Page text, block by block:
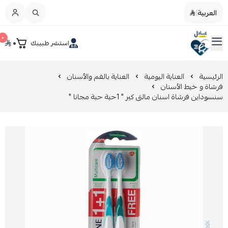
العربية|
صيدليات عادل استشر طبيبك ٠ ٠ القائمة الرئيسية
تخفيضات
المدونة
مزيل طلاء الأظافر
عرض الكل
العناية اليومية
الرئيسية العناية اليومية العناية بالفم والأسنان
فرشاة و خيط الأسنان
سنسوداين فرشاة اسنان مالتى كير " 1حبة حبة مجانا "